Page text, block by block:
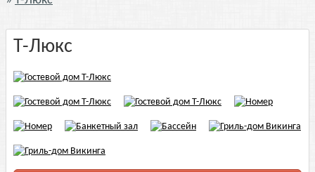
Т-Люкс